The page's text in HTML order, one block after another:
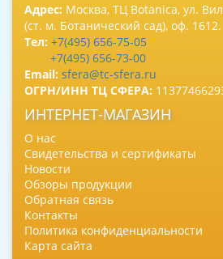
Адрес: Москва, ТЦ Botanica, ул.
(ст. м. Ботанический сад), оф. 1612.
Тел: +7(495) 656-75-05
+7(495) 656-73-00
Email: sfera@tc-sfera.ru
ОГРН/ИНН ТЦ СФЕРА:
ИНТЕРНЕТ-МАГАЗИН
О нас
Свидетельства и сертификаты
Новости
Обзоры продукции
Обратная связь
Контакты
Политика конфиденциальности
Карта сайта